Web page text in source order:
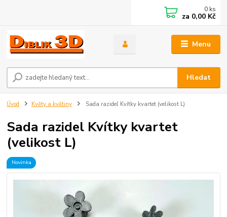
Menu
Hledat
0 ks
za 0,00 Kč
Úvod Květy a květiny Sada razidel Kvítky kvartet (velikost L)
Sada razidel Kvítky kvartet
(velikost L)
Novinka